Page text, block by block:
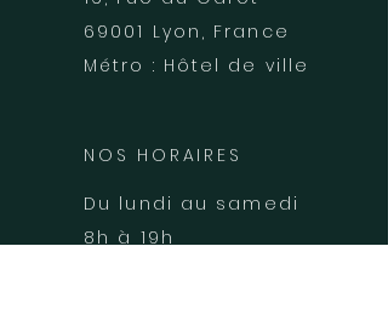
69001 Lyon, France
Métro : Hôtel de ville
NOS HORAIRES
Du lundi au samedi
8h à 19h